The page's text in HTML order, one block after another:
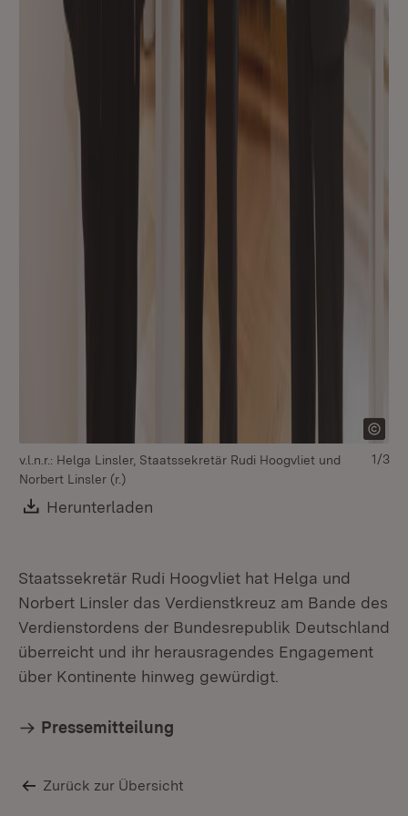
v.l.n.r.: Helga Linsler, Staatssekretär Rudi Hoogvliet und
Norbert Linsler (r.)
Download:
Herunterladen
1/3
Staatssekretär Rudi Hoogvliet hat Helga und
Norbert Linsler das Verdienstkreuz am Bande des
Verdienstordens der Bundesrepublik Deutschland
überreicht und ihr herausragendes Engagement
über Kontinente hinweg gewürdigt.
Pressemitteilung
Zurück zur Übersicht